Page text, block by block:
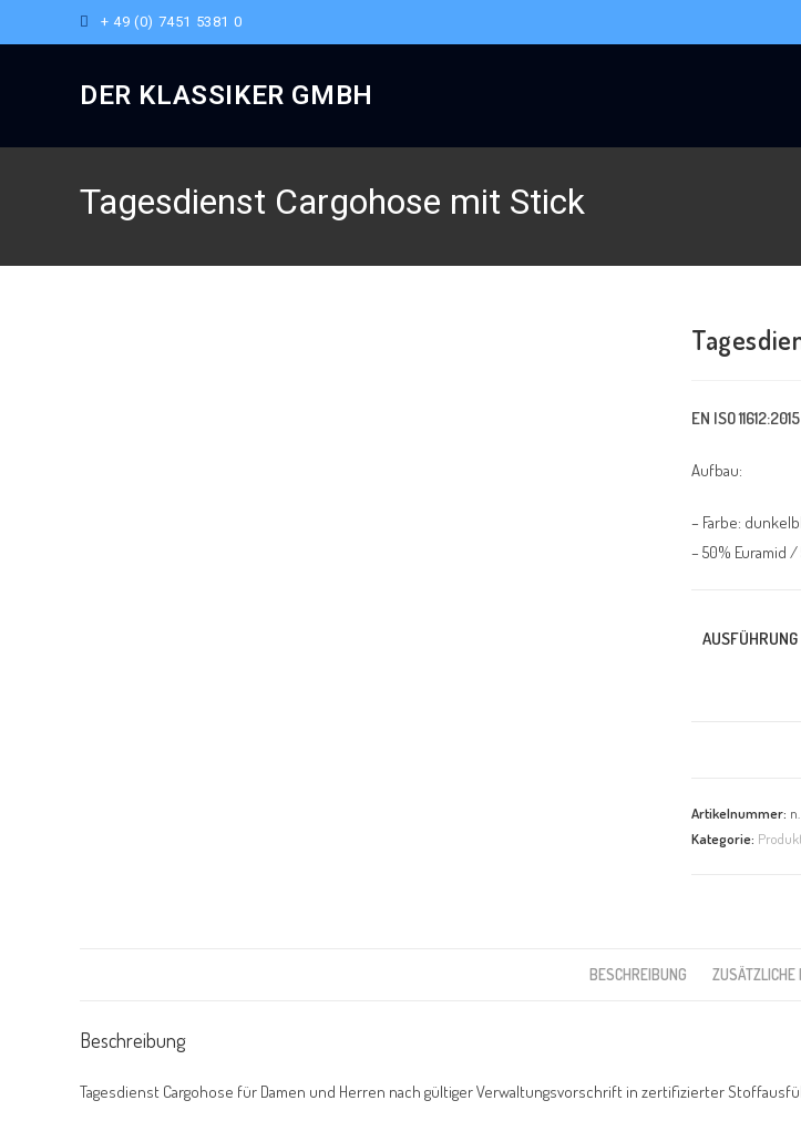
+ 49 (0) 7451 5381 0
DER KLASSIKER GMBH
Tagesdienst Cargohose mit Stick
EN ISO
Aufbau:
– Farbe:
– 50% Euramid
AUSFÜHRUNG
Artikelnummer:
Kategorie:
BESCHREIBUNG ZUSÄTZLICHE
Beschreibung
Tagesdienst Cargohose für Damen und Herren nach gültiger Verwaltungsvorschrift in zertifizierter